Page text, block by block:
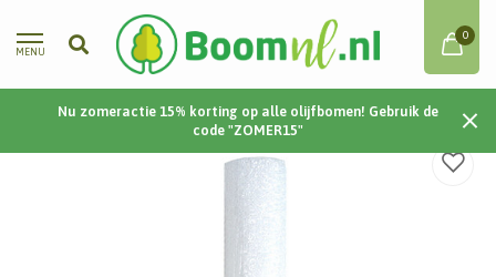
MENU
0
Nu zomeractie 15% korting op alle olijfbomen! Gebruik de
code "ZOMER15"
Home / Aircell Isolatiefolie